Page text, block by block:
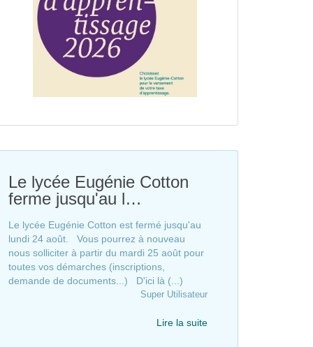
Le lycée Eugénie Cotton
ferme jusqu'au l…
Le lycée Eugénie Cotton est fermé jusqu'au
lundi 24 août. Vous pourrez à nouveau
nous solliciter à partir du mardi 25 août pour
toutes vos démarches (inscriptions,
demande de documents...) D'ici là (...)
Super Utilisateur
Lire la suite